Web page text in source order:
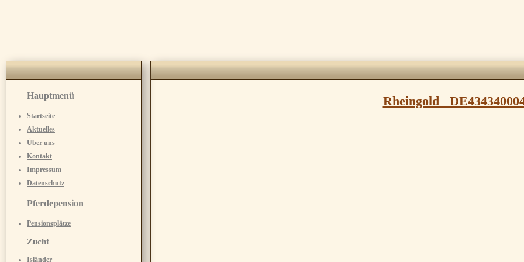
Hauptmenü
Startseite
Aktuelles
Über uns
Kontakt
Impressum
Datenschutz
Pferdepension
Pensionsplätze
Zucht
Isländer
Rheingold